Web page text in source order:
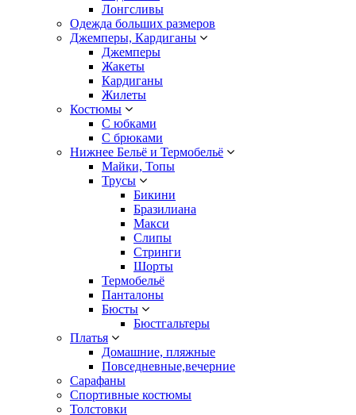
Лонгсливы
Одежда больших размеров
Джемперы, Кардиганы
Джемперы
Жакеты
Кардиганы
Жилеты
Костюмы
С юбками
С брюками
Нижнее Бельё и Термобельё
Майки, Топы
Трусы
Бикини
Бразилиана
Макси
Слипы
Стринги
Шорты
Термобельё
Панталоны
Бюсты
Бюстгальтеры
Платья
Домашние, пляжные
Повседневные,вечерние
Сарафаны
Спортивные костюмы
Толстовки